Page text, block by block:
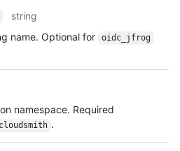
string
name. Optional for
oidc_jfrog
namespace. Required
.